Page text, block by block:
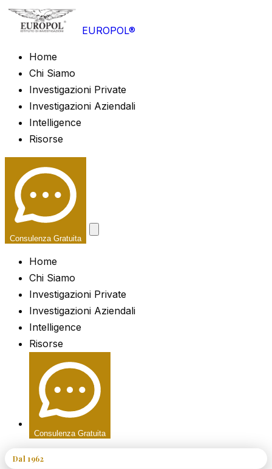
EUROPOL®
Home
Chi Siamo
Investigazioni Private
Investigazioni Aziendali
Intelligence
Risorse
Consulenza Gratuita
Home
Chi Siamo
Investigazioni Private
Investigazioni Aziendali
Intelligence
Risorse
Consulenza Gratuita
Dal 1962